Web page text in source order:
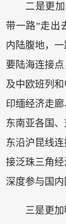
二是更
带一路”走出
内陆腹地，
要陆海连接
及中欧班列
印缅经济走
东南亚各国
东沿沪昆线
接泛珠三角经
深度参与国内
三是更